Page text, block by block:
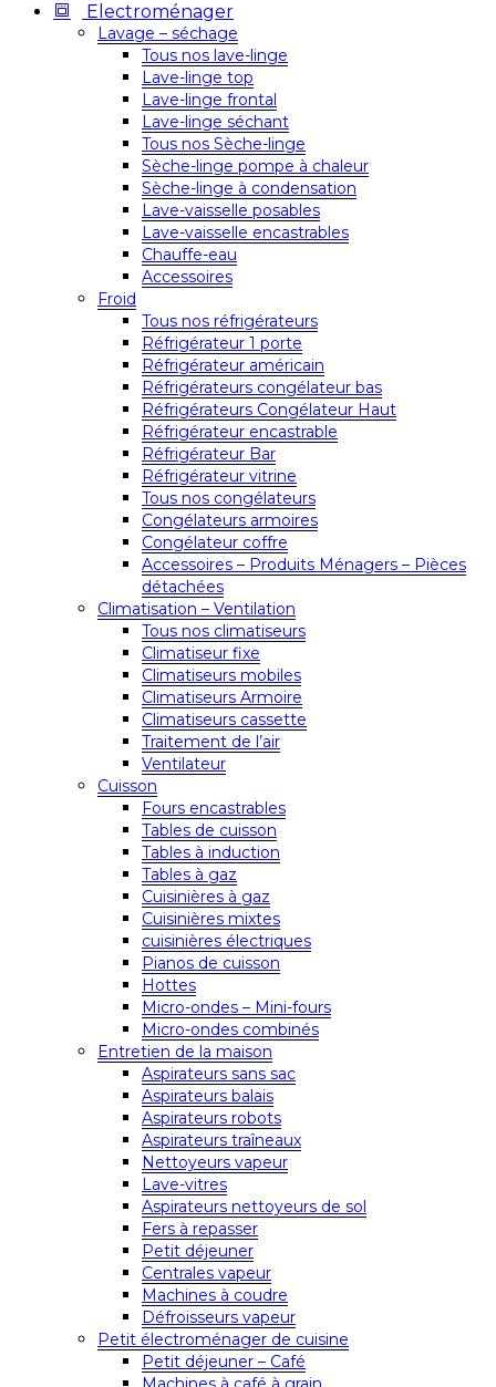
Electroménager
Lavage – séchage
Tous nos lave-linge
Lave-linge top
Lave-linge frontal
Lave-linge séchant
Tous nos Sèche-linge
Sèche-linge pompe à chaleur
Sèche-linge à condensation
Lave-vaisselle posables
Lave-vaisselle encastrables
Chauffe-eau
Accessoires
Froid
Tous nos réfrigérateurs
Réfrigérateur 1 porte
Réfrigérateur américain
Réfrigérateurs congélateur bas
Réfrigérateurs Congélateur Haut
Réfrigérateur encastrable
Réfrigérateur Bar
Réfrigérateur vitrine
Tous nos congélateurs
Congélateurs armoires
Congélateur coffre
Accessoires – Produits Ménagers – Pièces
détachées
Climatisation – Ventilation
Tous nos climatiseurs
Climatiseur fixe
Climatiseurs mobiles
Climatiseurs Armoire
Climatiseurs cassette
Traitement de l’air
Ventilateur
Cuisson
Fours encastrables
Tables de cuisson
Tables à induction
Tables à gaz
Cuisinières à gaz
Cuisinières mixtes
cuisinières électriques
Pianos de cuisson
Hottes
Micro-ondes – Mini-fours
Micro-ondes combinés
Entretien de la maison
Aspirateurs sans sac
Aspirateurs balais
Aspirateurs robots
Aspirateurs traîneaux
Nettoyeurs vapeur
Lave-vitres
Aspirateurs nettoyeurs de sol
Fers à repasser
Petit déjeuner
Centrales vapeur
Machines à coudre
Défroisseurs vapeur
Petit électroménager de cuisine
Petit déjeuner – Café